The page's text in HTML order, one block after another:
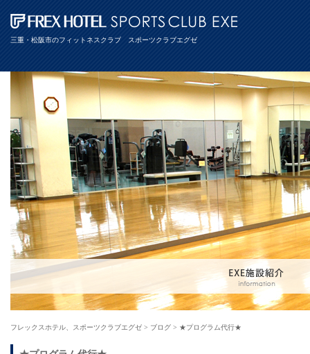
三重・松阪市のフィットネスクラブ スポーツクラブエグゼ
フレックスホテル、スポーツクラブエグゼ > ブログ > ★プログラム代行★